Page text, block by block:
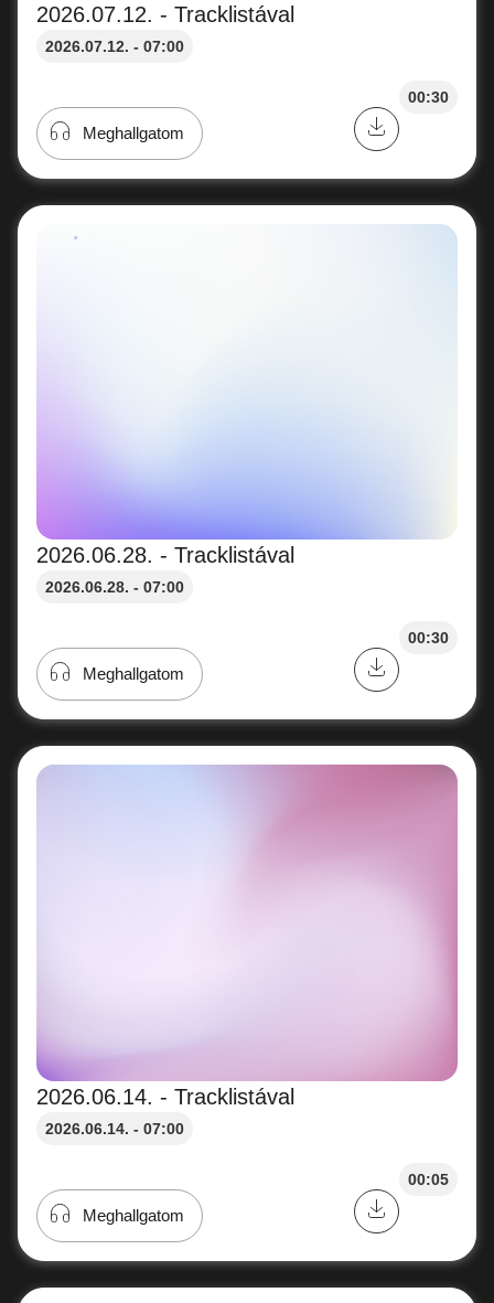
2026.07.12. - Tracklistával
2026.07.12. - 07:00
00:30
Meghallgatom
2026.06.28. - Tracklistával
2026.06.28. - 07:00
00:30
Meghallgatom
2026.06.14. - Tracklistával
2026.06.14. - 07:00
00:05
Meghallgatom